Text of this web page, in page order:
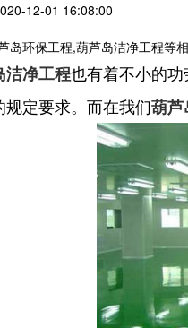
12-01 16:08:00
岛环保工程,葫芦岛洁净工程等
洁净工程也有着不小的
定要求。而在我们葫